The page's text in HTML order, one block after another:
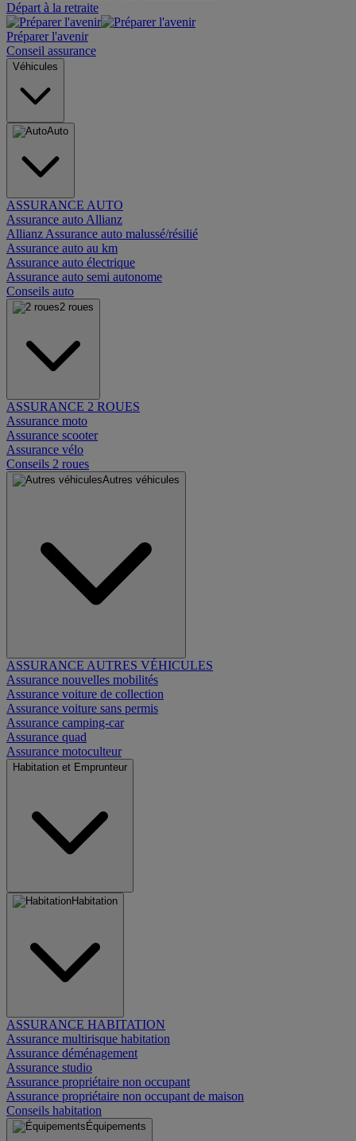
Départ à la retraite
Préparer l'avenir
Conseil assurance
Véhicules
Auto
ASSURANCE AUTO
Assurance auto Allianz
Allianz Assurance auto malussé/résilié
Assurance auto au km
Assurance auto électrique
Assurance auto semi autonome
Conseils auto
2 roues
ASSURANCE 2 ROUES
Assurance moto
Assurance scooter
Assurance vélo
Conseils 2 roues
Autres véhicules
ASSURANCE AUTRES VÉHICULES
Assurance nouvelles mobilités
Assurance voiture de collection
Assurance voiture sans permis
Assurance camping-car
Assurance quad
Assurance motoculteur
Habitation et Emprunteur
Habitation
ASSURANCE HABITATION
Assurance multirisque habitation
Assurance déménagement
Assurance studio
Assurance propriétaire non occupant
Assurance propriétaire non occupant de maison
Conseils habitation
Équipements